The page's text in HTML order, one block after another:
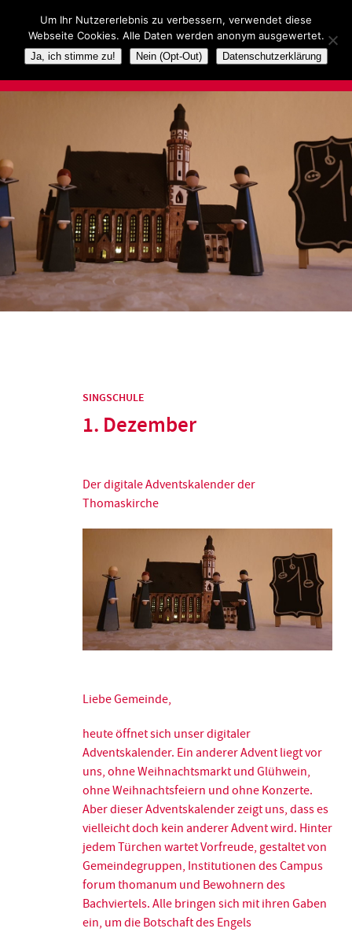
SINGSCHULE
1. Dezember
Der digitale Adventskalender der
Thomaskirche
Liebe Gemeinde,
heute öffnet sich unser digitaler
Adventskalender. Ein anderer Advent liegt vor
uns, ohne Weihnachtsmarkt und Glühwein,
ohne Weihnachtsfeiern und ohne Konzerte.
Aber dieser Adventskalender zeigt uns, dass es
vielleicht doch kein anderer Advent wird. Hinter
jedem Türchen wartet Vorfreude, gestaltet von
Gemeindegruppen, Institutionen des Campus
forum thomanum und Bewohnern des
Bachviertels. Alle bringen sich mit ihren Gaben
ein, um die Botschaft des Engels
Um Ihr Nutzererlebnis zu verbessern, verwendet diese
Webseite Cookies. Alle Daten werden anonym ausgewertet.
Ja, ich stimme zu! Nein (Opt-Out) Datenschutzerklärung